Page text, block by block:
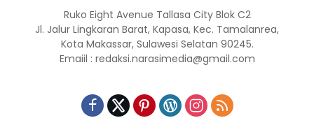
Ruko Eight Avenue Tallasa City Blok C2
Jl. Jalur Lingkaran Barat, Kapasa, Kec. Tamalanrea,
Kota Makassar, Sulawesi Selatan 90245.
Emaiil : redaksi.narasimedia@gmail.com